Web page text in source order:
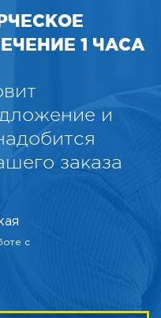
1 ЧАСА
и
заказа
с